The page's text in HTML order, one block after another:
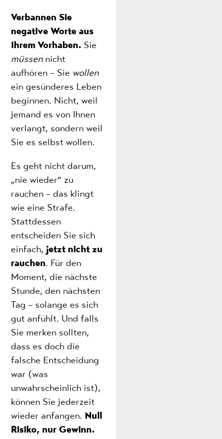
Verbannen Sie
negative Worte aus
Ihrem Vorhaben. Sie
müssennicht
aufhören – Sie wollen
ein gesünderes Leben
beginnen. Nicht, weil
jemand es von Ihnen
verlangt, sondern weil
Sie es selbst wollen.
Es geht nicht darum,
„nie wieder“ zu
rauchen – das klingt
wie eine Strafe.
Stattdessen
entscheiden Sie sich
einfach, jetzt nicht zu
rauchen. Für den
Moment, die nächste
Stunde, den nächsten
Tag – solange es sich
gut anfühlt. Und falls
Sie merken sollten,
dass es doch die
falsche Entscheidung
war (was
unwahrscheinlich ist),
können Sie jederzeit
wieder anfangen. Null
Risiko, nur Gewinn.